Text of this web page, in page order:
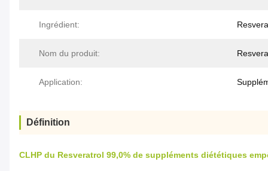
Ingrédient:
Nom du produit:
Application:
Définition
CLHP du Resveratrol 99,0% de suppléments diététiques